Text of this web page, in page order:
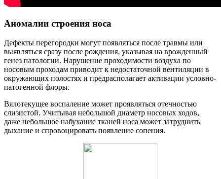
Аномалии строения носа
Дефекты перегородки могут появляться после травмы или
выявляться сразу после рождения, указывая на врожденный
генез патологии. Нарушение проходимости воздуха по
носовым проходам приводит к недостаточной вентиляции в
окружающих полостях и предрасполагает активации условно-
патогенной флоры.
Вялотекущее воспаление может проявляться отечностью
слизистой. Учитывая небольшой диаметр носовых ходов,
даже небольшое набухание тканей носа может затруднить
дыхание и спровоцировать появление сопения.